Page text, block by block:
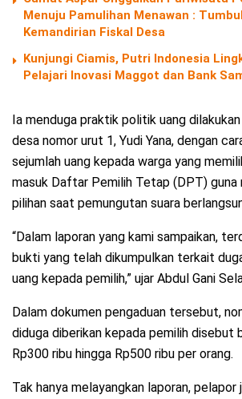
Menuju Pamulihan Menawan :
Kemandirian Fiskal Desa
Kunjungi Ciamis, Putri Indonesia
Pelajari Inovasi Maggot dan Bank
Ia menduga praktik politik uang
desa nomor urut 1, Yudi Yana, dengan
sejumlah uang kepada warga yang
masuk Daftar Pemilih Tetap (DPT) guna
pilihan saat pemungutan suara
“Dalam laporan yang kami sampaikan,
bukti yang telah dikumpulkan terkait
uang kepada pemilih,” ujar Abdul Gani
Dalam dokumen pengaduan tersebut,
diduga diberikan kepada pemilih disebut
Rp300 ribu hingga Rp500 ribu per orang.
Tak hanya melayangkan laporan, pelapor